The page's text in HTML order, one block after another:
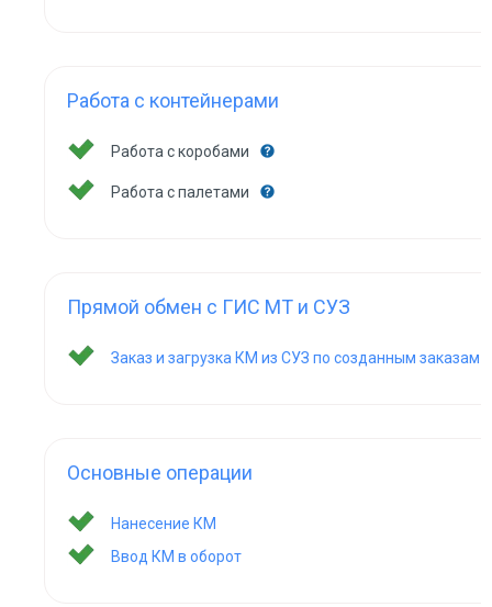
Работа с контейнерами
Работа с коробами
Работа с палетами
Прямой обмен с ГИС МТ и СУЗ
Заказ и загрузка КМ из СУЗ по созданным заказам
Основные операции
Нанесение КМ
Ввод КМ в оборот